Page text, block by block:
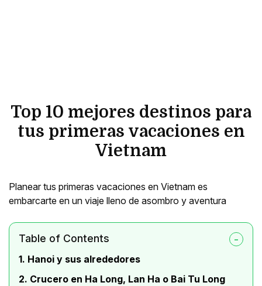
Top 10 mejores destinos para
tus primeras vacaciones en
Vietnam
Planear tus primeras vacaciones en Vietnam es
embarcarte en un viaje lleno de asombro y aventura
Table of Contents
1. Hanoi y sus alrededores
2. Crucero en Ha Long, Lan Ha o Bai Tu Long